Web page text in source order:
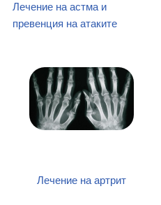
Лечение на астма и
превенция на атаките
Лечение на артрит